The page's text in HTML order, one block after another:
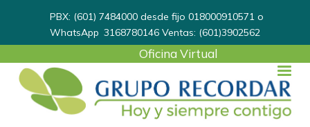
PBX: (601) 7484000 desde fijo 018000910571 o
WhatsApp 3168780146Ventas: (601)3902562
User
menu
Oficina Virtual